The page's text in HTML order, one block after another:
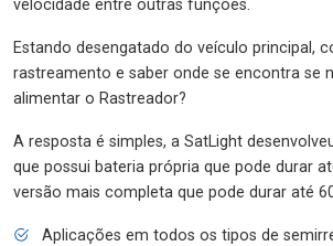
velocidade entre outras funções.
Estando desengatado do veículo principal,
rastreamento e saber onde se encontra se
alimentar o Rastreador?
A resposta é simples, a SatLight
que possui bateria própria que pode durar
versão mais completa que pode durar até
Aplicações em todos os tipos de